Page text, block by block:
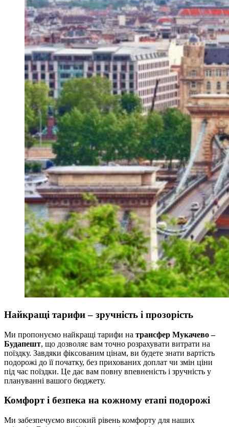
Найкращі тарифи – зручність і прозорість
Ми пропонуємо найкращі тарифи на трансфер Мукачево –
Будапешт, що дозволяє вам точно розрахувати витрати на
поїздку. Завдяки фіксованим цінам, ви будете знати вартість
подорожі до її початку, без прихованих доплат чи змін ціни
під час поїздки. Це дає вам повну впевненість і зручність у
плануванні вашого бюджету.
Комфорт і безпека на кожному етапі подорожі
Ми забезпечуємо високий рівень комфорту для наших